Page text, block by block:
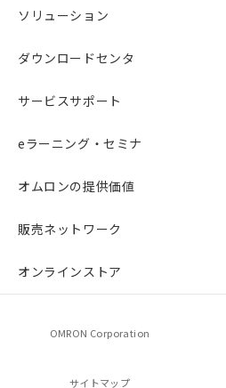
ソリューション
ダウンロードセンタ
サービスサポート
eラーニング・セミナ
オムロンの提供価値
販売ネットワーク
オンラインストア
OMRON Corporation
サイトマップ